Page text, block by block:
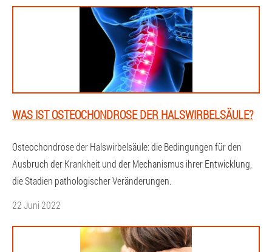
WAS IST OSTEOCHONDROSE DER HALSWIRBELSÄULE?
Osteochondrose der Halswirbelsäule: die Bedingungen für den
Ausbruch der Krankheit und der Mechanismus ihrer Entwicklung,
die Stadien pathologischer Veränderungen.
22 Juni 2022